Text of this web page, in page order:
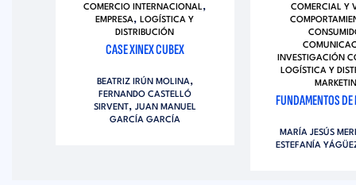
COMERCIO INTERNACIONAL,
EMPRESA,LOGÍSTICA Y
DISTRIBUCIÓN
CASE XINEX CUBEX
BEATRIZ IRÚN MOLINA,
FERNANDO CASTELLÓ
SIRVENT, JUAN MANUEL
GARCÍA GARCÍA
COMERCIAL Y
INVESTIGACIÓN
LOGÍSTICA Y
FUNDAMENTOS DE
MARÍA JESÚS
ESTEFANÍA